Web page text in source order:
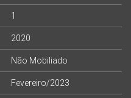
1
2020
Não Mobiliado
Fevereiro/2023